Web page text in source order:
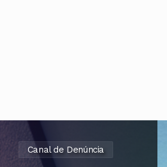
Canal de Denúncia